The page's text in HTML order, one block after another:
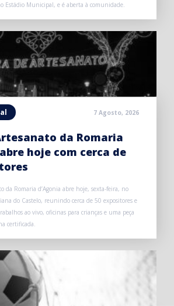
Estádio Municipal, e é aberta à comunidade.
7 Agosto, 2026
da Romaria
hoje com cerca de
da Romaria d’Agonia abre hoje, sexta-feira, no
do Castelo, reunindo cerca de 50 expositores e
ao vivo, oficinas para crianças e uma peça
certificada.